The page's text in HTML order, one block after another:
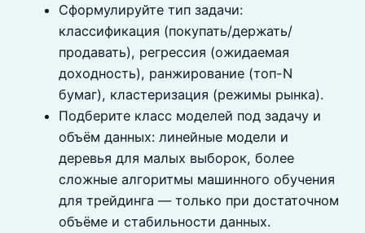
Сформулируйте тип задачи:
классификация (покупать/держать/
продавать), регрессия (ожидаемая
доходность), ранжирование (топ-N
бумаг), кластеризация (режимы рынка).
Подберите класс моделей под задачу и
объём данных: линейные модели и
деревья для малых выборок, более
сложные алгоритмы машинного обучения
для трейдинга — только при достаточном
объёме и стабильности данных.